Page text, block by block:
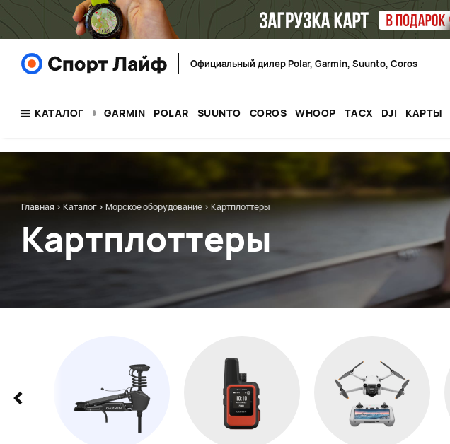
Официальный дилер Polar, Garmin, Suunto, Coros
КАТАЛОГ GARMIN POLAR SUUNTO COROS WHOOP TACX DJI КАРТЫ
Главная > Каталог > Морское оборудование > Картплоттеры
Картплоттеры